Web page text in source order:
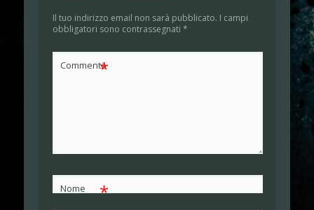
Il tuo indirizzo email non sarà pubblicato. I campi
obbligatori sono contrassegnati *
Commento
*
Nome *